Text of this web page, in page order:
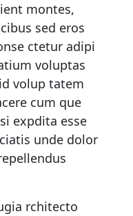
montes,
sed eros
ctetur adipi
voluptas
volup tatem
cum que
expdita esse
unde dolor
rchitecto